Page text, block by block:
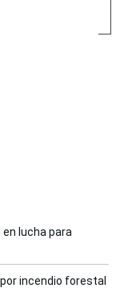
lucha para
incendio forestal